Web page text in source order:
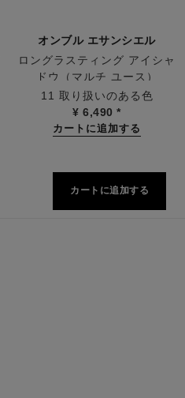
オンブル エサンシエル
ロングラスティング アイシャ
ドウ（マルチ ユース）
参照番号181232
11 取り扱いのある色
¥ 6,490*
カートに追加する
カートに追加する